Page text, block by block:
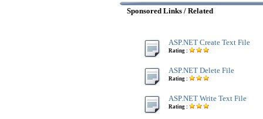
Sponsored Links / Related
ASP.NET Create Text File
Rating :
ASP.NET Delete File
Rating :
ASP.NET Write Text File
Rating :